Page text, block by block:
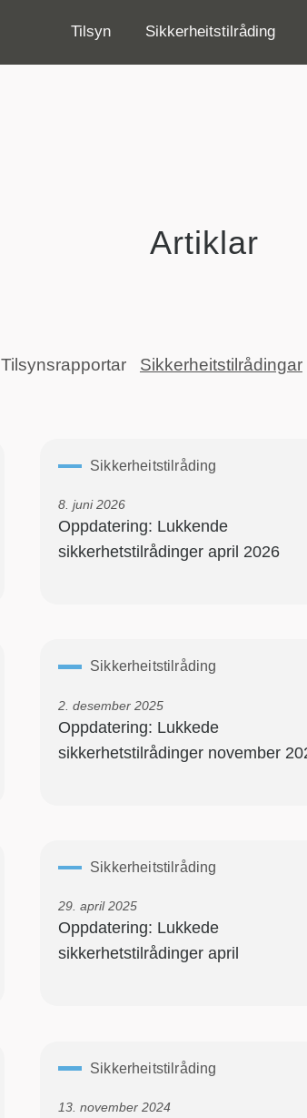
Tilsyn Sikkerheitstilråding
Artiklar
Tilsynsrapportar Sikkerheitstilrådingar
Sikkerheitstilråding
8. juni 2026
Oppdatering: Lukkende
sikkerhetstilrådinger april 2026
Sikkerheitstilråding
2. desember 2025
Oppdatering: Lukkede
sikkerhetstilrådinger november
Sikkerheitstilråding
29. april 2025
Oppdatering: Lukkede
sikkerhetstilrådinger april
Sikkerheitstilråding
13. november 2024